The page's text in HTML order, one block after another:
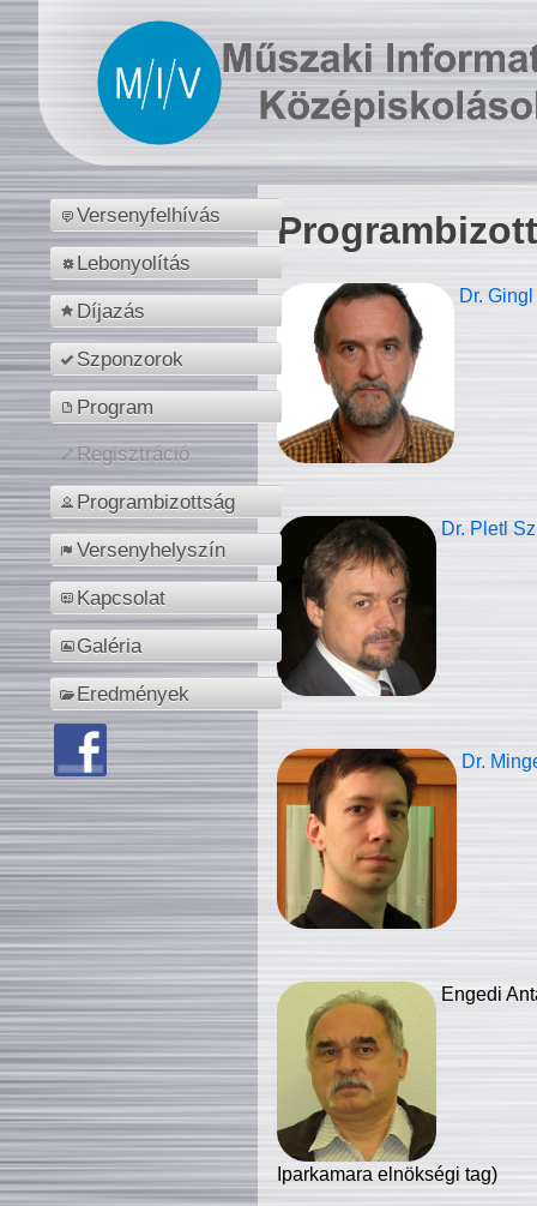
Versenyfelhívás
Lebonyolítás
Díjazás
Szponzorok
Program
Regisztráció
Programbizottság
Versenyhelyszín
Kapcsolat
Galéria
Eredmények
Dr.
Dr. Pletl
Dr.
Engedi
Iparkamara elnökségi tag)